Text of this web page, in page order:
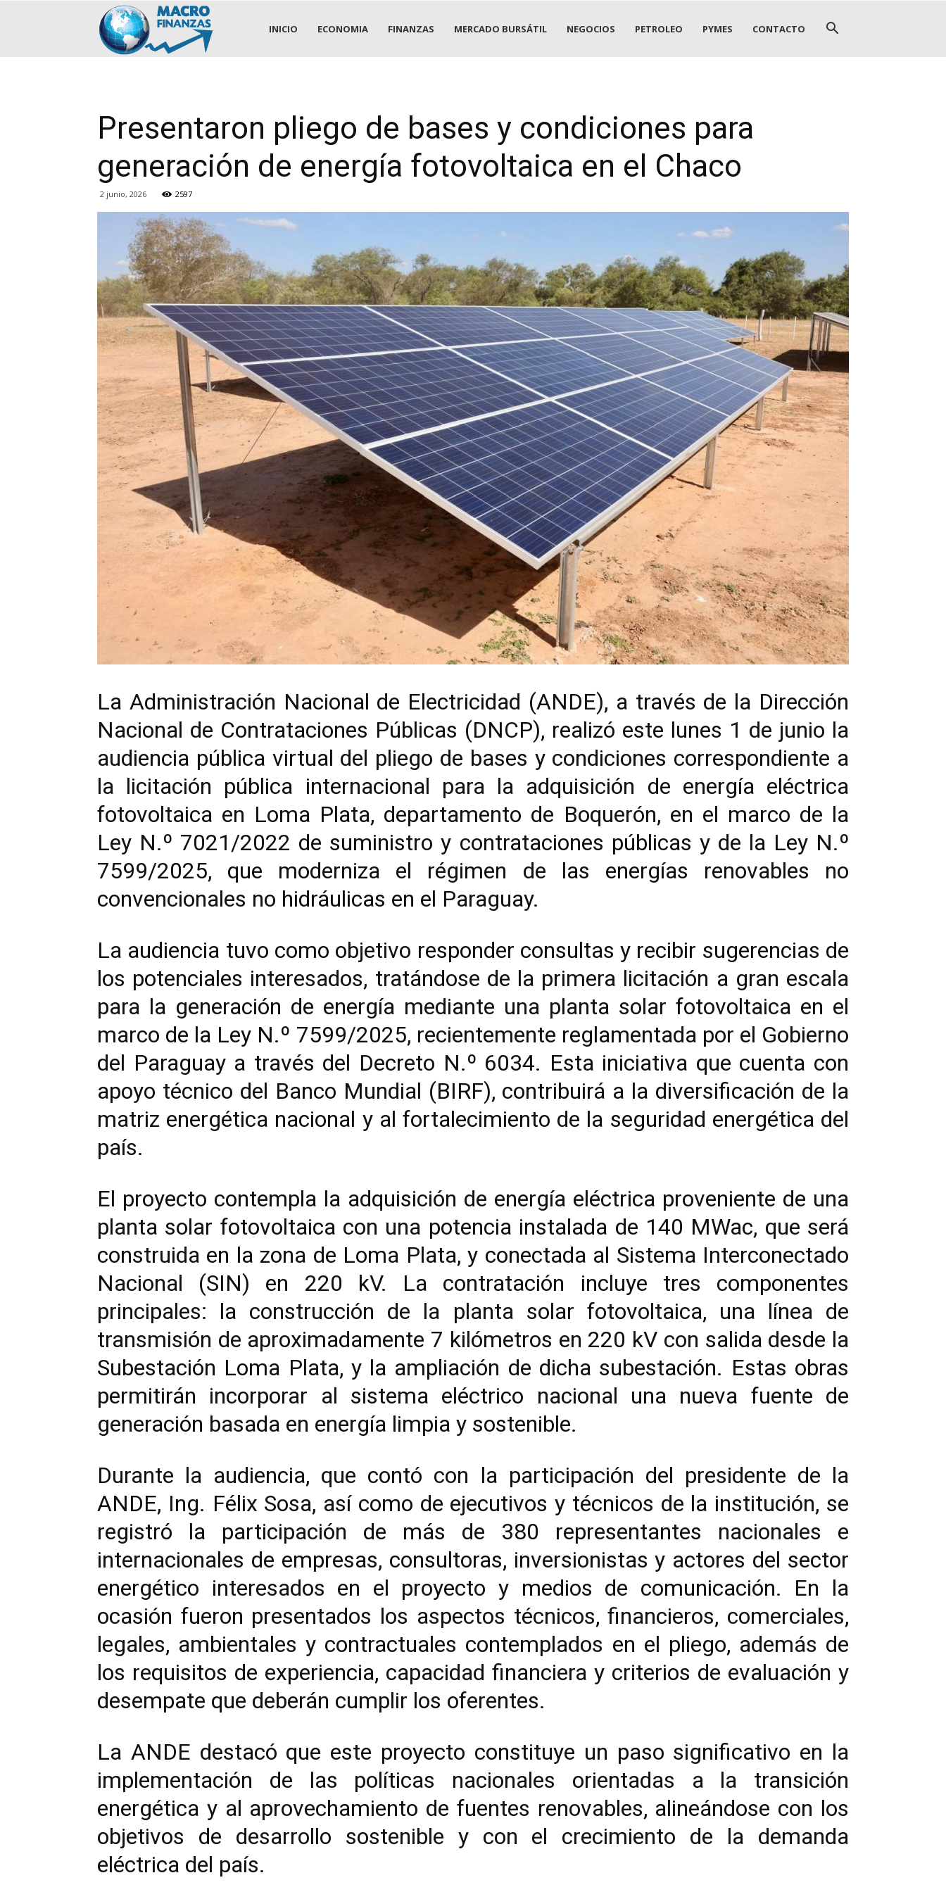
.::MACROFINANZAS::.
INICIO ECONOMIA FINANZAS MERCADO BURSÁTIL NEGOCIOS PETROLEO PYMES CONTACTO
Presentaron pliego de bases y condiciones para
generación de energía fotovoltaica en el Chaco
2 junio, 2026 2597
La Administración Nacional de Electricidad (ANDE), a través de la Dirección
Nacional de Contrataciones Públicas (DNCP), realizó este lunes 1 de junio la
audiencia pública virtual del pliego de bases y condiciones correspondiente a
la licitación pública internacional para la adquisición de energía eléctrica
fotovoltaica en Loma Plata, departamento de Boquerón, en el marco de la
Ley N.º 7021/2022 de suministro y contrataciones públicas y de la Ley N.º
7599/2025, que moderniza el régimen de las energías renovables no
convencionales no hidráulicas en el Paraguay.
La audiencia tuvo como objetivo responder consultas y recibir sugerencias de
los potenciales interesados, tratándose de la primera licitación a gran escala
para la generación de energía mediante una planta solar fotovoltaica en el
marco de la Ley N.º 7599/2025, recientemente reglamentada por el Gobierno
del Paraguay a través del Decreto N.º 6034. Esta iniciativa que cuenta con
apoyo técnico del Banco Mundial (BIRF), contribuirá a la diversificación de la
matriz energética nacional y al fortalecimiento de la seguridad energética del
país.
El proyecto contempla la adquisición de energía eléctrica proveniente de una
planta solar fotovoltaica con una potencia instalada de 140 MWac, que será
construida en la zona de Loma Plata, y conectada al Sistema Interconectado
Nacional (SIN) en 220 kV. La contratación incluye tres componentes
principales: la construcción de la planta solar fotovoltaica, una línea de
transmisión de aproximadamente 7 kilómetros en 220 kV con salida desde la
Subestación Loma Plata, y la ampliación de dicha subestación. Estas obras
permitirán incorporar al sistema eléctrico nacional una nueva fuente de
generación basada en energía limpia y sostenible.
Durante la audiencia, que contó con la participación del presidente de la
ANDE, Ing. Félix Sosa, así como de ejecutivos y técnicos de la institución, se
registró la participación de más de 380 representantes nacionales e
internacionales de empresas, consultoras, inversionistas y actores del sector
energético interesados en el proyecto y medios de comunicación. En la
ocasión fueron presentados los aspectos técnicos, financieros, comerciales,
legales, ambientales y contractuales contemplados en el pliego, además de
los requisitos de experiencia, capacidad financiera y criterios de evaluación y
desempate que deberán cumplir los oferentes.
La ANDE destacó que este proyecto constituye un paso significativo en la
implementación de las políticas nacionales orientadas a la transición
energética y al aprovechamiento de fuentes renovables, alineándose con los
objetivos de desarrollo sostenible y con el crecimiento de la demanda
eléctrica del país.